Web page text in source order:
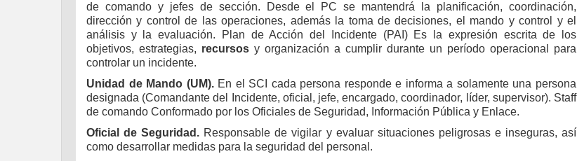
de comando y jefes de sección. Desde el PC se mantendrá la planificación, coordinación,
dirección y control de las operaciones, además la toma de decisiones, el mando y control y el
análisis y la evaluación. Plan de Acción del Incidente (PAI) Es la expresión escrita de los
objetivos, estrategias, recursos y organización a cumplir durante un período operacional para
controlar un incidente.
Unidad de Mando (UM).En el SCI cada persona responde e informa a solamente una persona
designada (Comandante del Incidente, oficial, jefe, encargado, coordinador, líder, supervisor). Staff
de comando Conformado por los Oficiales de Seguridad, Información Pública y Enlace.
Oficial de Seguridad. Responsable de vigilar y evaluar situaciones peligrosas e inseguras, así
como desarrollar medidas para la seguridad del personal.